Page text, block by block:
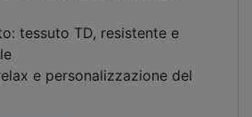
tessuto TD, resistente e
e personalizzazione del